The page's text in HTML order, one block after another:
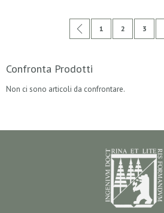
Pagina Pagina
Precedente
Pagina
1 Pagina
2 Pagina
3
Confronta Prodotti
Non ci sono articoli da confrontare.